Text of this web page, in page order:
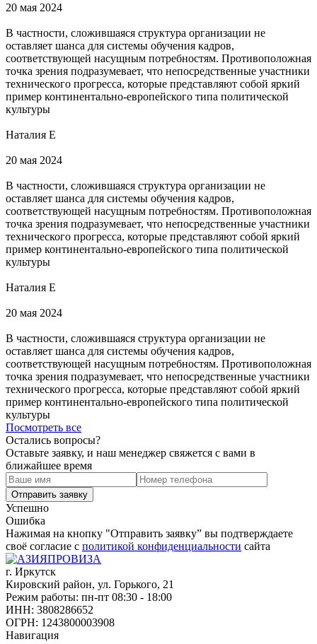
20 мая 2024
В частности, сложившаяся структура организации не
оставляет шанса для системы обучения кадров,
соответствующей насущным потребностям. Противоположная
точка зрения подразумевает, что непосредственные участники
технического прогресса, которые представляют собой яркий
пример континентально-европейского типа политической
культуры
Наталия Е
20 мая 2024
В частности, сложившаяся структура организации не
оставляет шанса для системы обучения кадров,
соответствующей насущным потребностям. Противоположная
точка зрения подразумевает, что непосредственные участники
технического прогресса, которые представляют собой яркий
пример континентально-европейского типа политической
культуры
Наталия Е
20 мая 2024
В частности, сложившаяся структура организации не
оставляет шанса для системы обучения кадров,
соответствующей насущным потребностям. Противоположная
точка зрения подразумевает, что непосредственные участники
технического прогресса, которые представляют собой яркий
пример континентально-европейского типа политической
культуры
Посмотреть все
Остались вопросы?
Оставьте заявку, и наш менеджер свяжется с вами в
ближайшее время
Успешно
Ошибка
Нажимая на кнопку "Отправить заявку” вы подтверждаете
своё согласие с политикой конфиденциальности сайта
г. Иркутск
Кировский район, ул. Горького, 21
Режим работы: пн-пт 08:30 - 18:00
ИНН: 3808286652
ОГРН: 1243800003908
Навигация